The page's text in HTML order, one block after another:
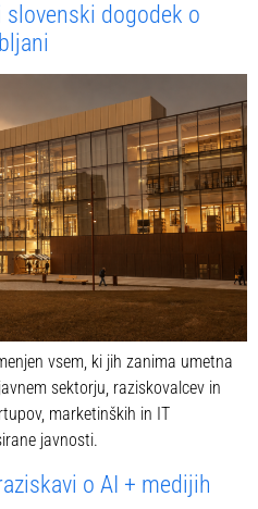
slovenski dogodek o
vsem, ki jih zanima umetna
sektorju, raziskovalcev in
marketinških in IT
javnosti.
o AI + medijih